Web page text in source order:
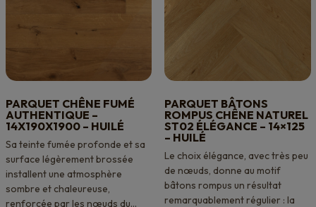
PARQUET CHÊNE FUMÉ
AUTHENTIQUE –
14X190X1900 – HUILÉ
Sa teinte fumée profonde et sa
surface légèrement brossée
installent une atmosphère
sombre et chaleureuse,
renforcée par les nœuds du...
PARQUET BÂTONS
ROMPUS CHÊNE NATUREL
ST02 ÉLÉGANCE – 14×125
– HUILÉ
Le choix élégance, avec très peu
de nœuds, donne au motif
bâtons rompus un résultat
remarquablement régulier : la